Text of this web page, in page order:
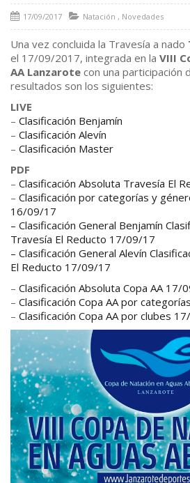
17/09/2017 Natación , Novedades
Una vez concluida la Travesía a nado
el 17/09/2017, integrada en la VIII
AA Lanzarote con una participación
resultados son los siguientes:
LIVE
– Clasificación Benjamín
– Clasificación Alevín
– Clasificación Master
PDF
– Clasificación Absoluta Travesía El
– Clasificación por categorías y
16/09/17
– Clasificación General Benjamín
Travesía El Reducto 17/09/17
– Clasificación General Alevín
El Reducto 17/09/17
– Clasificación Absoluta Copa AA 17/
– Clasificación Copa AA por
– Clasificación Copa AA por clubes